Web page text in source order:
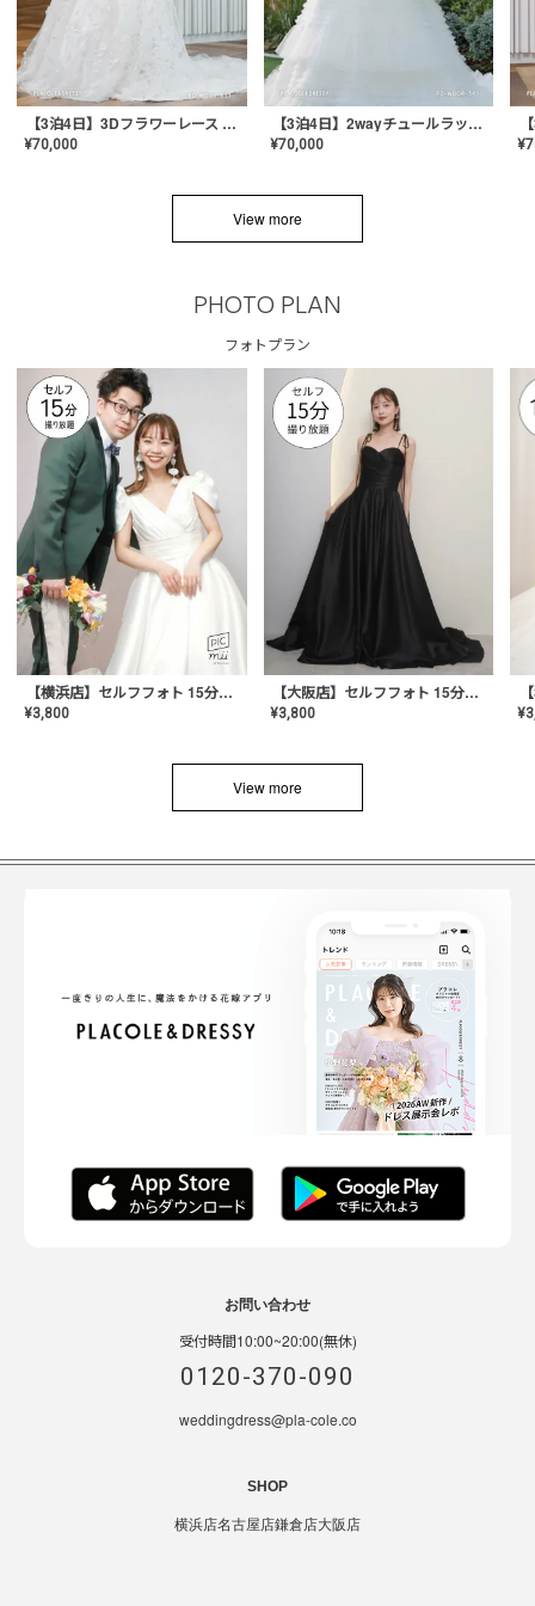
【3泊4日】3Dフラワーレース ドレス〈PD-WDOR-331〉
¥70,000
【3泊4日】2wayチュールラッフルドレス〈PD-WDOR-341RTL〉
¥70,000 ¥
View more
PHOTO PLAN
フォトプラン
【横浜店】セルフフォト 15分撮り放題プラン
¥3,800
【大阪店】セルフフォト 15分撮り放題プラン
¥3,800 ¥
View more
お問い合わせ
受付時間10:00~20:00(無休)
0120-370-090
weddingdress@pla-cole.co
SHOP
横浜店名古屋店鎌倉店大阪店